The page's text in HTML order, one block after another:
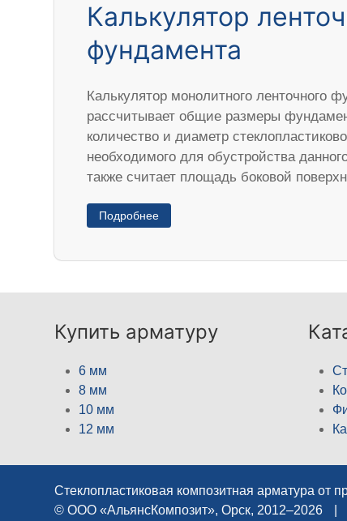
Калькулятор
фундамента
Калькулятор монолитного ленточного
рассчитывает общие размеры
количество и диаметр
необходимого для обустройства
также считает площадь боковой
Подробнее
Купить арматуру
6 мм
8 мм
10 мм
12 мм
Стеклопластиковая композитная арматура от
© ООО «АльянсКомпозит», Орск, 2012–2026